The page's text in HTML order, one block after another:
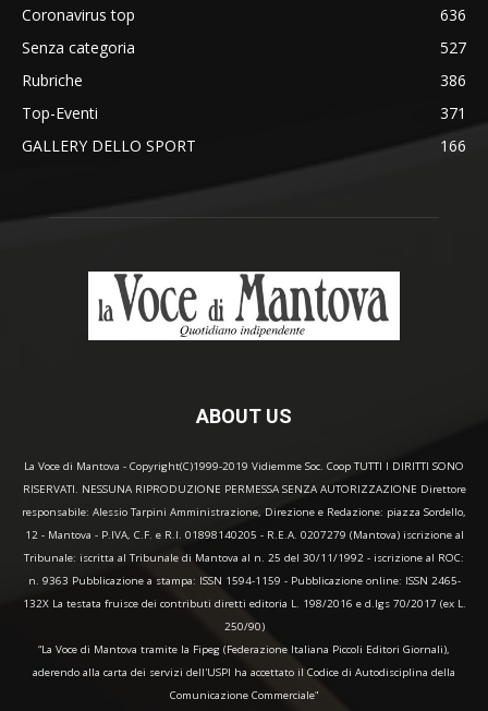
Coronavirus top
636
Senza categoria
527
Rubriche
386
Top-Eventi
371
GALLERY DELLO SPORT
166
ABOUT US
La Voce di Mantova - Copyright(C)1999-2019 Vidiemme Soc. Coop TUTTI I DIRITTI SONO
RISERVATI. NESSUNA RIPRODUZIONE PERMESSA SENZA AUTORIZZAZIONE Direttore
responsabile: Alessio Tarpini Amministrazione, Direzione e Redazione: piazza Sordello,
12 - Mantova - P.IVA, C.F. e R.I. 01898140205 - R.E.A. 0207279 (Mantova) iscrizione al
Tribunale: iscritta al Tribunale di Mantova al n. 25 del 30/11/1992 - iscrizione al ROC:
n. 9363 Pubblicazione a stampa: ISSN 1594-1159 - Pubblicazione online: ISSN 2465-
132X La testata fruisce dei contributi diretti editoria L. 198/2016 e d.lgs 70/2017 (ex L.
250/90)
“La Voce di Mantova tramite la Fipeg (Federazione Italiana Piccoli Editori Giornali),
aderendo alla carta dei servizi dell'USPI ha accettato il Codice di Autodisciplina della
Comunicazione Commerciale"